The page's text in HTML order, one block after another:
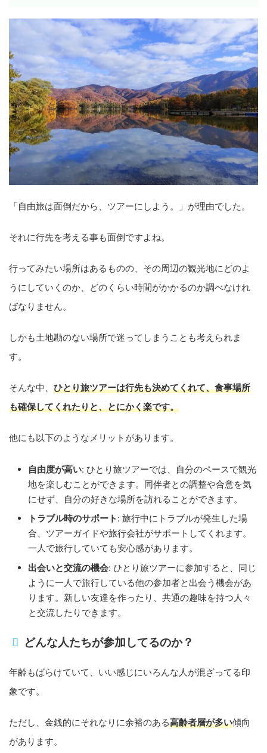
「自由旅は面倒だから、ツアーにしよう。」が理由でした。
それに行先を考える事も面倒ですよね。
行ってみたい場所はあるものの、その周辺の観光地にどのよ
うにしていくのか、どのくらい時間がかかるのか調べなけれ
ばなりません。
しかも土地勘のない場所で迷ってしまうことも考えられま
す。
そんな中、 ひとり旅ツアーは行先も決めてくれて、食事場所
も確保してくれたりと、とにかく楽です。
他にも以下のようなメリットがあります。
自由度が高い: ひとり旅ツアーでは、自分のペースで観光
地を楽しむことができます。同伴者との調整や合意を気
にせず、自分の好きな場所を訪れることができます。
トラブル時のサポート : 旅行中にトラブルが発生した場
合、ツアーガイドや旅行会社がサポートしてくれます。
一人で旅行していても安心感があります。
出会いと交流の機会: ひとり旅ツアーに参加すると、同じ
ように一人で旅行している他の参加者と出会う機会があ
ります。新しい友達を作ったり、共通の趣味を持つ人々
と交流したりできます。
どんな人たちが参加してるのか？
年齢もばらけていて、いい感じにいろんな人が混ざってる印
象です。
ただし、金銭的にそれなりに余裕のある高齢者層が多い傾向
があります。